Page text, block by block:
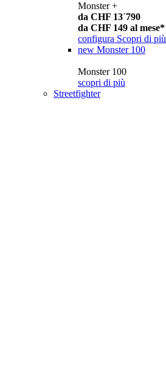
Monster +
da CHF 13´790
da CHF 149 al mese*
configura Scopri di più
new Monster 100
Monster 100
scopri di più
Streetfighter